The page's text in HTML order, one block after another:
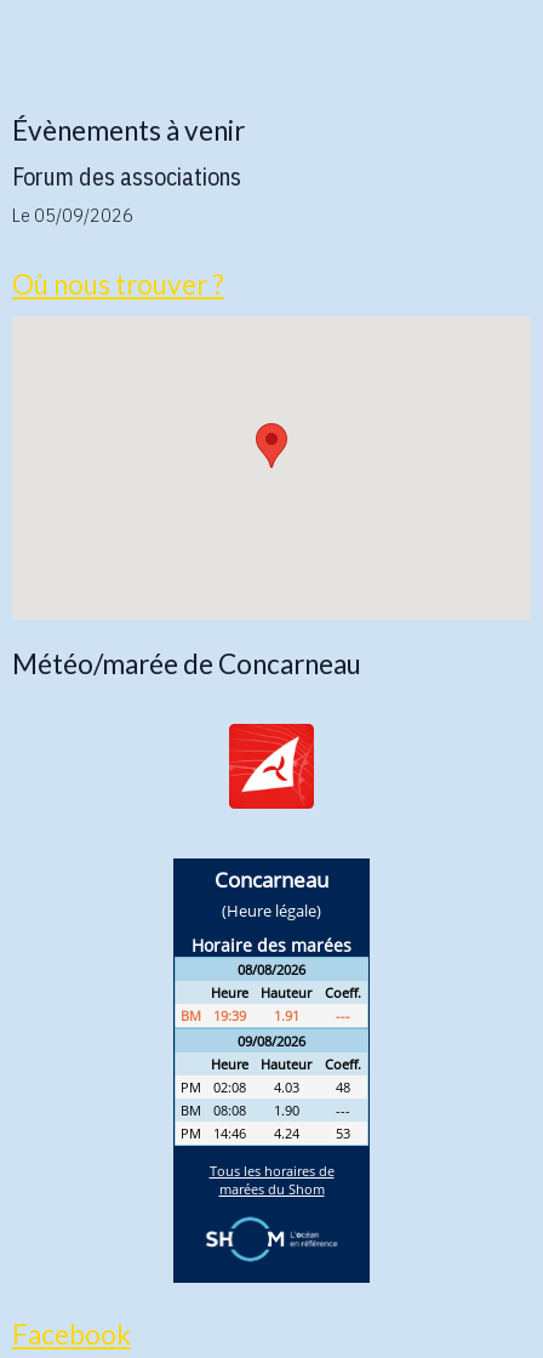
Évènements à venir
Forum des associations
Le 05/09/2026
Où nous trouver ?
Météo/marée de Concarneau
Facebook